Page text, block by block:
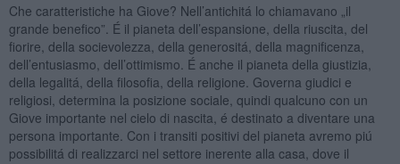
Che caratteristiche ha Giove? Nell’antichitá lo chiamavano „il
grande benefico”. É il pianeta dell’espansione, della riuscita, del
fiorire, della socievolezza, della generositá, della magnificenza,
dell’entusiasmo, dell’ottimismo. É anche il pianeta della giustizia,
della legalitá, della filosofia, della religione. Governa giudici e
religiosi, determina la posizione sociale, quindi qualcuno con un
Giove importante nel cielo di nascita, é destinato a diventare una
persona importante. Con i transiti positivi del pianeta avremo piú
possibilitá di realizzarci nel settore inerente alla casa, dove il